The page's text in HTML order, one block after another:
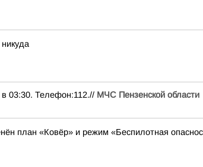
в 03:30. Телефон:112.// МЧС Пензенской области
план «Ковёр» и режим «Беспилотная